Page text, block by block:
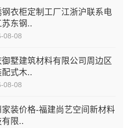
钢衣柜定制工厂江浙沪联系电
苏东钢..
08-08
御墅建筑材料有限公司周边区
配式木..
08-08
家装价格-福建尚艺空间新材料
有限..